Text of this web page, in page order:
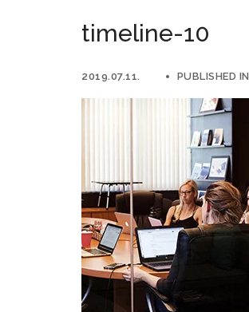
timeline-10
2019.07.11. PUBLISHED IN